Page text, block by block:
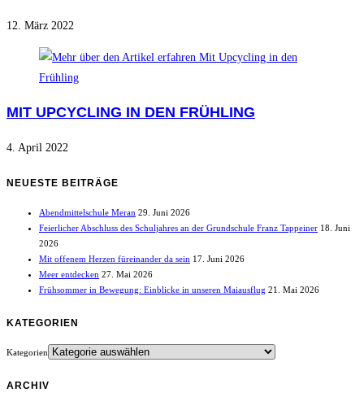
12. März 2022
MIT UPCYCLING IN DEN FRÜHLING
4. April 2022
NEUESTE BEITRÄGE
Abendmittelschule Meran 29. Juni 2026
Feierlicher Abschluss des Schuljahres an der Grundschule Franz Tappeiner 18. Juni
2026
Mit offenem Herzen füreinander da sein 17. Juni 2026
Meer entdecken 27. Mai 2026
Frühsommer in Bewegung: Einblicke in unseren Maiausflug 21. Mai 2026
KATEGORIEN
Kategorien
ARCHIV